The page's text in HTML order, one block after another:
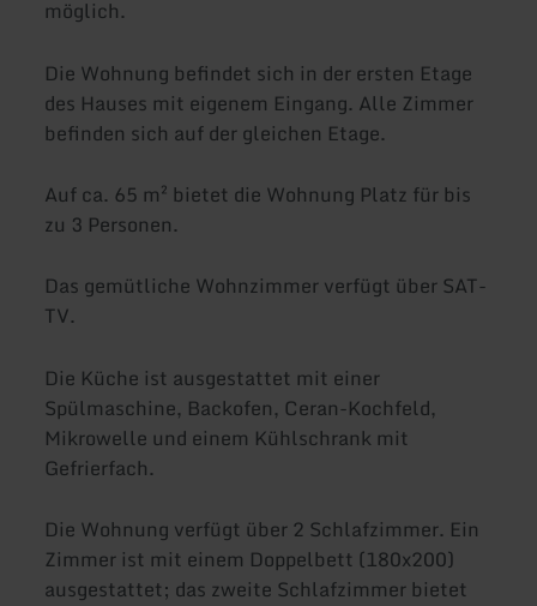
möglich.
Die Wohnung befindet sich in der ersten Etage
des Hauses mit eigenem Eingang. Alle Zimmer
befinden sich auf der gleichen Etage.
Auf ca. 65 m² bietet die Wohnung Platz für bis
zu 3 Personen.
Das gemütliche Wohnzimmer verfügt über SAT-
TV.
Die Küche ist ausgestattet mit einer
Spülmaschine, Backofen, Ceran-Kochfeld,
Mikrowelle und einem Kühlschrank mit
Gefrierfach.
Die Wohnung verfügt über 2 Schlafzimmer. Ein
Zimmer ist mit einem Doppelbett (180x200)
ausgestattet; das zweite Schlafzimmer bietet